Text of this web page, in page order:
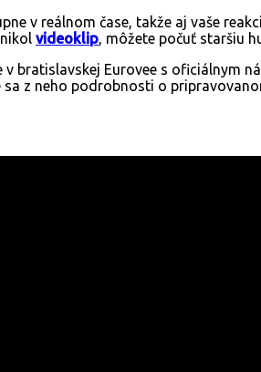
v reálnom čase, takže aj vaše
videoklip, môžete počuť staršiu
bratislavskej Eurovee s oficiálnym
z neho podrobnosti o